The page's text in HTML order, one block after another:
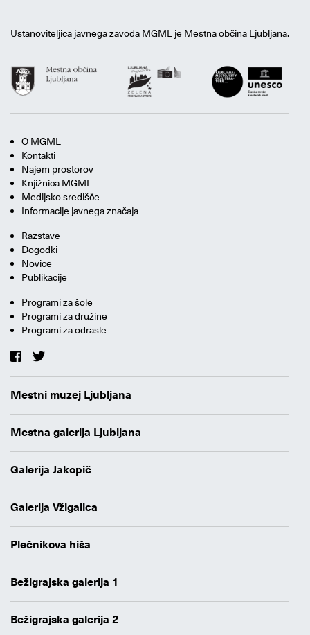
Ustanoviteljica javnega zavoda MGML je Mestna občina Ljubljana.
O MGML
Kontakti
Najem prostorov
Knjižnica MGML
Medijsko središče
Informacije javnega značaja
Razstave
Dogodki
Novice
Publikacije
Programi za šole
Programi za družine
Programi za odrasle
Mestni muzej Ljubljana
Mestna galerija Ljubljana
Galerija Jakopič
Galerija Vžigalica
Plečnikova hiša
Bežigrajska galerija 1
Bežigrajska galerija 2